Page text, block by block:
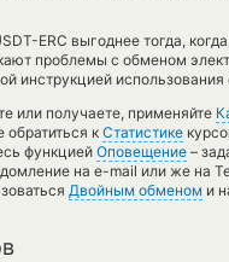
ERC выгоднее тогда,
проблемы с обменом
инструкцией
или получаете, применяйте
к Статистике
функцией Оповещение –
на e-mail или же на
Двойным обменом и